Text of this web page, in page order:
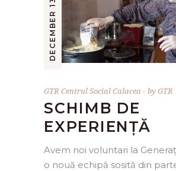
GTR Centrul Social Calacea byGTR
SCHIMB DE
EXPERIENȚĂ
Avem noi voluntari la
o nouă echipă sosită din